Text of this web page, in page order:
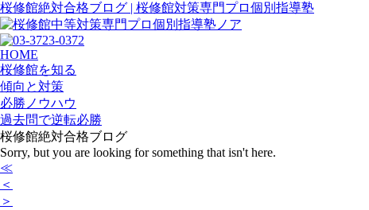
桜修館絶対合格ブログ | 桜修館対策専門プロ個別指導塾
HOME
桜修館を知る
傾向と対策
必勝ノウハウ
過去問で逆転必勝
桜修館絶対合格ブログ
Sorry, but you are looking for something that isn't here.
≪
＜
＞